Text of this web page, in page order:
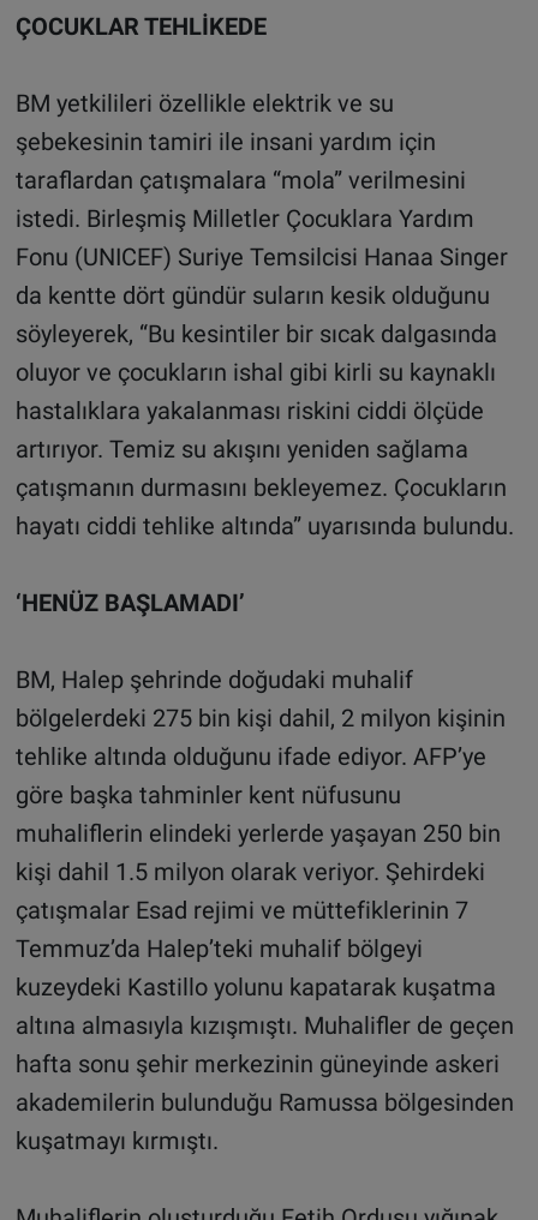
ÇOCUKLAR TEHLİKEDE
BM yetkilileri özellikle elektrik ve su
şebekesinin tamiri ile insani yardım için
taraflardan çatışmalara “mola” verilmesini
istedi. Birleşmiş Milletler Çocuklara Yardım
Fonu (UNICEF) Suriye Temsilcisi Hanaa Singer
da kentte dört gündür suların kesik olduğunu
söyleyerek, “Bu kesintiler bir sıcak dalgasında
oluyor ve çocukların ishal gibi kirli su kaynaklı
hastalıklara yakalanması riskini ciddi ölçüde
artırıyor. Temiz su akışını yeniden sağlama
çatışmanın durmasını bekleyemez. Çocukların
hayatı ciddi tehlike altında” uyarısında bulundu.
‘HENÜZ BAŞLAMADI’
BM, Halep şehrinde doğudaki muhalif
bölgelerdeki 275 bin kişi dahil, 2 milyon kişinin
tehlike altında olduğunu ifade ediyor. AFP’ye
göre başka tahminler kent nüfusunu
muhaliflerin elindeki yerlerde yaşayan 250 bin
kişi dahil 1.5 milyon olarak veriyor. Şehirdeki
çatışmalar Esad rejimi ve müttefiklerinin 7
Temmuz’da Halep’teki muhalif bölgeyi
kuzeydeki Kastillo yolunu kapatarak kuşatma
altına almasıyla kızışmıştı. Muhalifler de geçen
hafta sonu şehir merkezinin güneyinde askeri
akademilerin bulunduğu Ramussa bölgesinden
kuşatmayı kırmıştı.